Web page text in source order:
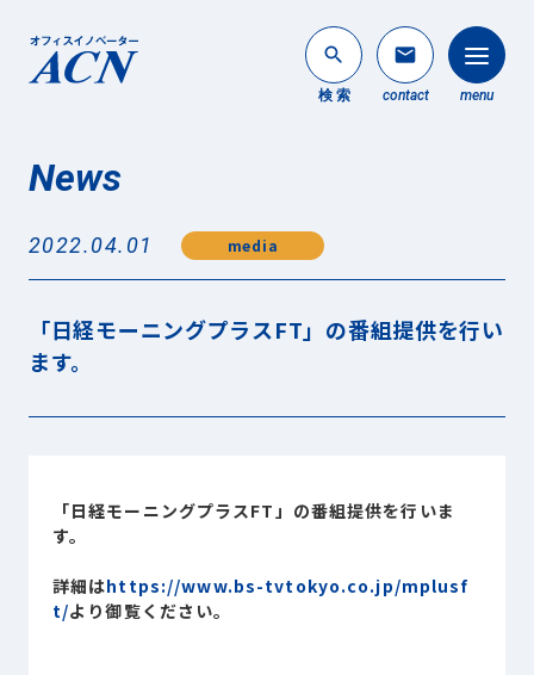
search
検 索
mail
contact menu
法人のお客様
個人のお客様
About ACN
ACNについて
事業内容
Sustainability
Recruit
News
2022.04.01 media
「日経モーニングプラスFT」の番組提供を行い
ます。
「日経モーニングプラスFT」の番組提供を行いま
す。
詳細はhttps://www.bs-tvtokyo.co.jp/mplusf
t/より御覧ください。